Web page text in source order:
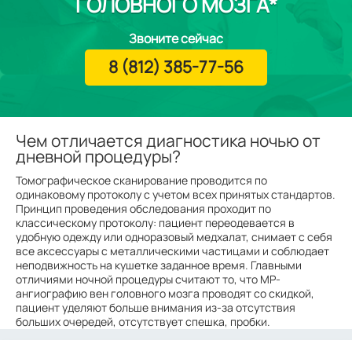
Чем отличается диагностика ночью от
дневной процедуры?
Томографическое сканирование проводится по
одинаковому протоколу с учетом всех принятых стандартов.
Принцип проведения обследования проходит по
классическому протоколу: пациент переодевается в
удобную одежду или одноразовый медхалат, снимает с себя
все аксессуары с металлическими частицами и соблюдает
неподвижность на кушетке заданное время. Главными
отличиями ночной процедуры считают то, что МР-
ангиографию вен головного мозга проводят со скидкой,
пациент уделяют больше внимания из-за отсутствия
больших очередей, отсутствует спешка, пробки.
Звоните сейчас
8 (812) 385-77-56